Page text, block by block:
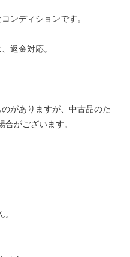
ンディションです。
返金対応。
がありますが、中古品のた
がございます。